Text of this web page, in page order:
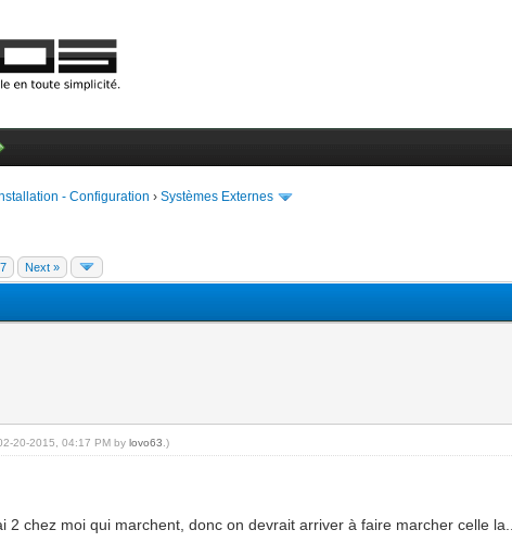
- Configuration ›Systèmes Externes
7 Next »
20-2015, 04:17 PM bylovo63 .)
chez moi qui marchent, donc on devrait arriver à faire marcher celle la...